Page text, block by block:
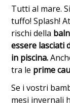
Tutti al mare.
tuffo! Splash!
rischi della
essere lasciati
in piscina.
tra le prime
Se i vostri
mesi invernali